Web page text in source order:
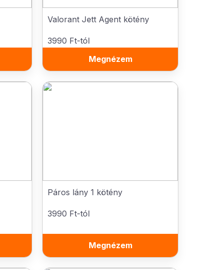
Valorant Jett Agent kötény
3990 Ft-tól
Megnézem
Páros lány 1 kötény
3990 Ft-tól
Megnézem